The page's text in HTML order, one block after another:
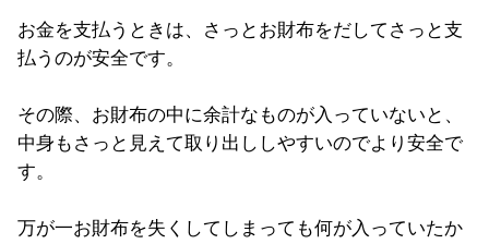
お金を支払うときは、さっとお財布をだしてさっと支
払うのが安全です。
その際、お財布の中に余計なものが入っていないと、
中身もさっと見えて取り出ししやすいのでより安全で
す。
万が一お財布を失くしてしまっても何が入っていたか